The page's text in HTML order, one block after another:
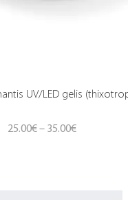
UV/LED gelis
25.00€ – 35.00€Price